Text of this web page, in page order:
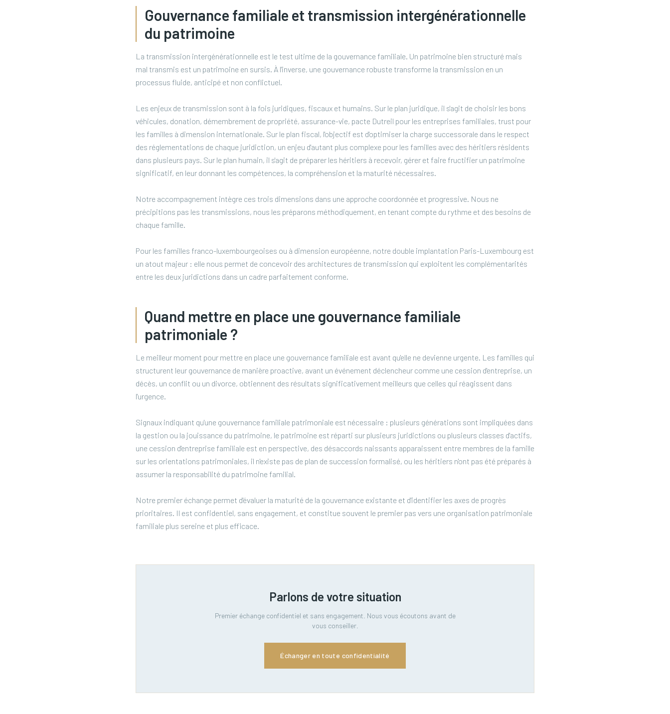
Gouvernance familiale et transmission intergénérationnelle
du patrimoine
La transmission intergénérationnelle est le test ultime de la gouvernance familiale. Un patrimoine bien structuré mais
mal transmis est un patrimoine en sursis. À l'inverse, une gouvernance robuste transforme la transmission en un
processus fluide, anticipé et non conflictuel.
Les enjeux de transmission sont à la fois juridiques, fiscaux et humains. Sur le plan juridique, il s'agit de choisir les bons
véhicules, donation, démembrement de propriété, assurance-vie, pacte Dutreil pour les entreprises familiales, trust pour
les familles à dimension internationale. Sur le plan fiscal, l'objectif est d'optimiser la charge successorale dans le respect
des réglementations de chaque juridiction, un enjeu d'autant plus complexe pour les familles avec des héritiers résidents
dans plusieurs pays. Sur le plan humain, il s'agit de préparer les héritiers à recevoir, gérer et faire fructifier un patrimoine
significatif, en leur donnant les compétences, la compréhension et la maturité nécessaires.
Notre accompagnement intègre ces trois dimensions dans une approche coordonnée et progressive. Nous ne
précipitions pas les transmissions, nous les préparons méthodiquement, en tenant compte du rythme et des besoins de
chaque famille.
Pour les familles franco-luxembourgeoises ou à dimension européenne, notre double implantation Paris-Luxembourg est
un atout majeur : elle nous permet de concevoir des architectures de transmission qui exploitent les complémentarités
entre les deux juridictions dans un cadre parfaitement conforme.
Quand mettre en place une gouvernance familiale
patrimoniale ?
Le meilleur moment pour mettre en place une gouvernance familiale est avant qu'elle ne devienne urgente. Les familles qui
structurent leur gouvernance de manière proactive, avant un événement déclencheur comme une cession d'entreprise, un
décès, un conflit ou un divorce, obtiennent des résultats significativement meilleurs que celles qui réagissent dans
l'urgence.
Signaux indiquant qu'une gouvernance familiale patrimoniale est nécessaire : plusieurs générations sont impliquées dans
la gestion ou la jouissance du patrimoine, le patrimoine est réparti sur plusieurs juridictions ou plusieurs classes d'actifs,
une cession d'entreprise familiale est en perspective, des désaccords naissants apparaissent entre membres de la famille
sur les orientations patrimoniales, il n'existe pas de plan de succession formalisé, ou les héritiers n'ont pas été préparés à
assumer la responsabilité du patrimoine familial.
Notre premier échange permet d'évaluer la maturité de la gouvernance existante et d'identifier les axes de progrès
prioritaires. Il est confidentiel, sans engagement, et constitue souvent le premier pas vers une organisation patrimoniale
familiale plus sereine et plus efficace.
Parlons de votre situation
Premier échange confidentiel et sans engagement. Nous vous écoutons avant de
vous conseiller.
Échanger en toute confidentialité